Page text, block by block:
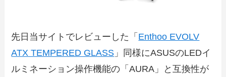
先日当サイトでレビューした「 Enthoo EVOLV
ATX TEMPERED GLASS 」同様にASUSのLEDイ
ルミネーション操作機能の「AURA」と互換性が